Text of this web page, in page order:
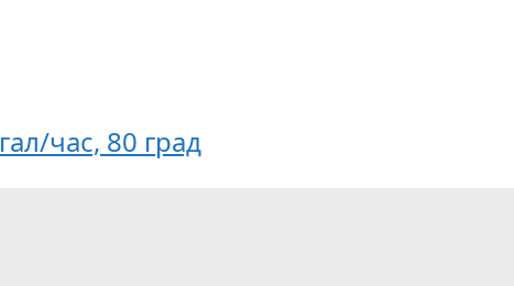
час, 80 град